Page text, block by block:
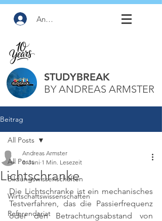
Anmelden
STUDYBREAK
BY ANDREAS ARMSTER
Beitrag
All Posts
Bildungswissenschaften
Wirtschaftswissenschaften
Referendariat
All Posts
Lichtschranke
Andreas Armster
8. Juni 1 Min. Lesezeit
Die Lichtschranke ist ein mechanisches
Testverfahren, das die Passierfrequenz
oder den Betrachtungsabstand von